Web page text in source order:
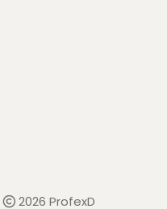
2026 ProfexD